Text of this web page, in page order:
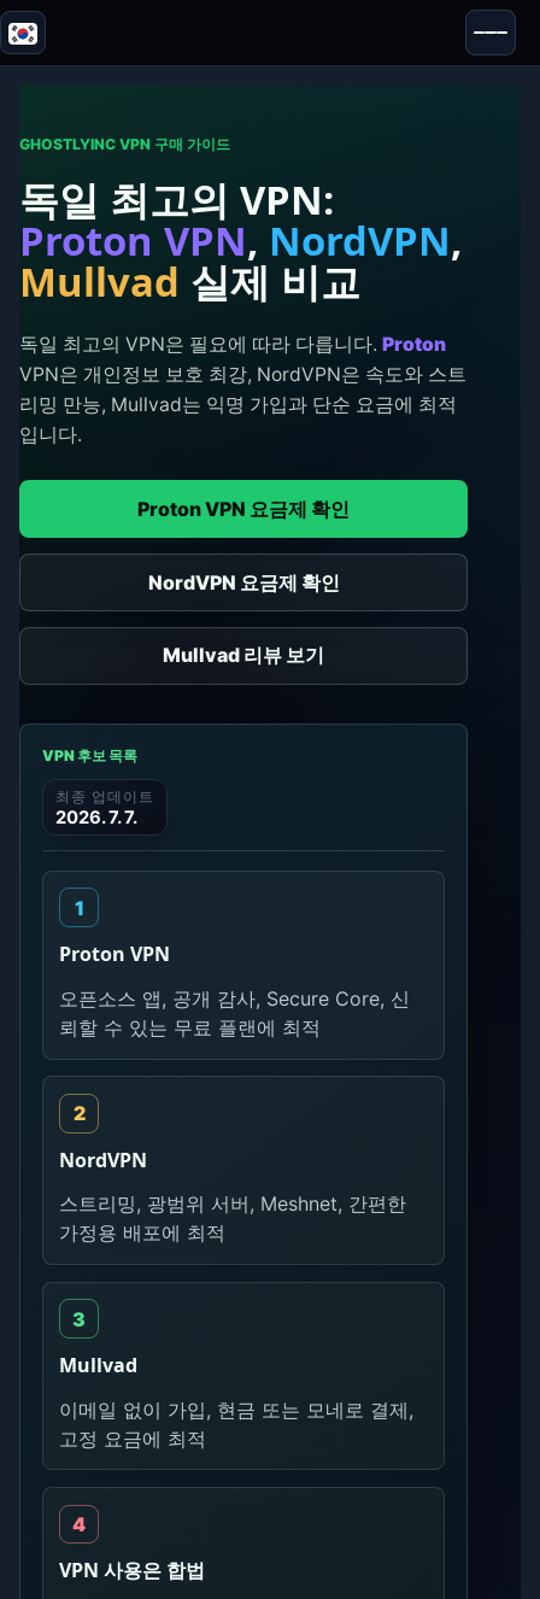
Blazor
도구
테스트 및 리뷰
GHOSTLYINC VPN 구매 가이드
독일 최고의 VPN:
Proton VPN, NordVPN,
Mullvad 실제 비교
독일 최고의 VPN은 필요에 따라 다릅니다. Proton
VPN은 개인정보 보호 최강, NordVPN은 속도와 스트
리밍 만능, Mullvad는 익명 가입과 단순 요금에 최적
입니다.
Proton VPN 요금제 확인
NordVPN 요금제 확인
Mullvad 리뷰 보기
VPN 후보 목록
최종 업데이트
2026. 7. 7.
Proton VPN
오픈소스 앱, 공개 감사, Secure Core, 신
뢰할 수 있는 무료 플랜에 최적
NordVPN
스트리밍, 광범위 서버, Meshnet, 간편한
가정용 배포에 최적
Mullvad
이메일 없이 가입, 현금 또는 모네로 결제,
고정 요금에 최적
VPN 사용은 합법